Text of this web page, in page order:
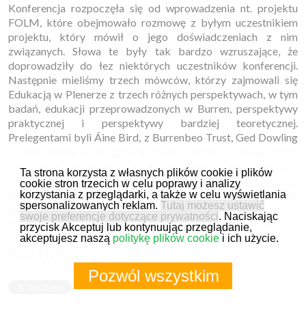
Ta strona korzysta z własnych plików cookie i plików
cookie stron trzecich w celu poprawy i analizy
korzystania z przeglądarki, a także w celu wyświetlania
spersonalizowanych reklam. Tutaj możesz ustawić
swoje preferencje dotyczące prywatności. Naciskając
przycisk Akceptuj lub kontynuując przeglądanie,
akceptujesz naszą politykę plików cookiei ich użycie.
Pozwól wszystkim
Konferencja rozpoczęła się od wprowadzenia nt. projektu
FOLM, które obejmowało rozmowę z byłym uczestnikiem
projektu, który mówił o jego doświadczeniach z nim
związanych. Słowa te były tak bardzo wzruszające, że
doprowadziły do łez niektórych uczestników konferencji.
Następnie mieliśmy trzech mówców, którzy zajmowali się
Edukacją w Plenerze z trzech różnych perspektywach, w tym
badań, edukacji przeprowadzonych w Burren, perspektywy
praktycznej i perspektywy bardziej teoretycznej.
Prelegentami byli Áine Bird, z Burrenbeo Trust, Ged Dowling
Institute of Technology. Zaangażowana publiczność i bardzo
ciekawi prelegenci prowadzą do świetnych dyskusji. Szczerze
można powiedzieć, że zarówno mówcy, jak i publiczność po
spotkaniu New Education Forum w Irlandii wyszli
zmotywowani, z ogromną wiedzą i dużą ilością przemyśleń.